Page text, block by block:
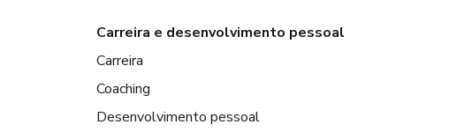
Carreira e desenvolvimento pessoal
Carreira
Coaching
Desenvolvimento pessoal